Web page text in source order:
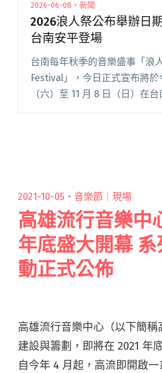
2026-06-08・新聞
2026浪人祭公布舉辦日
台南安平登場
台南每年秋季的音樂盛事「浪
Festival」，今日正式宣布將於
（六）至 11 月 8 日（日）在
適逢台南運河迎來 100 周年，
2021-10-05・ 音樂節｜現場
高雄流行音樂中
年底盛大開幕
動正式公佈
高雄流行音樂中心（以下簡稱
建設與籌劃，即將在 2021 年
自今年 4 月起，高流即開啟